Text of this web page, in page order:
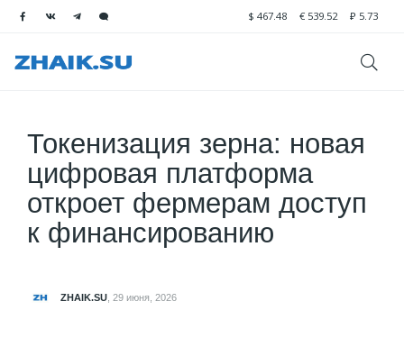
$ 467.48 € 539.52 ₽ 5.73
Токенизация зерна: новая
цифровая платформа
откроет фермерам доступ
к финансированию
ZHAIK.SU 29 июня, 2026